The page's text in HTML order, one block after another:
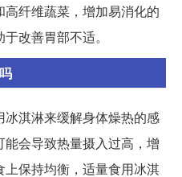
纤维蔬菜，增加易消化的
改善胃部不适。
淇淋来缓解身体燥热的感
会导致热量摄入过高，增
保持均衡，适量食用冰淇